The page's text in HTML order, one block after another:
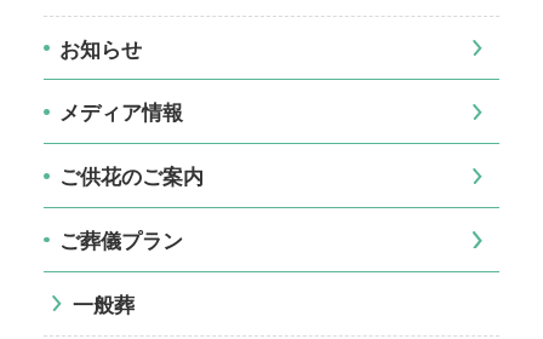
お知らせ
メディア情報
ご供花のご案内
ご葬儀プラン
一般葬